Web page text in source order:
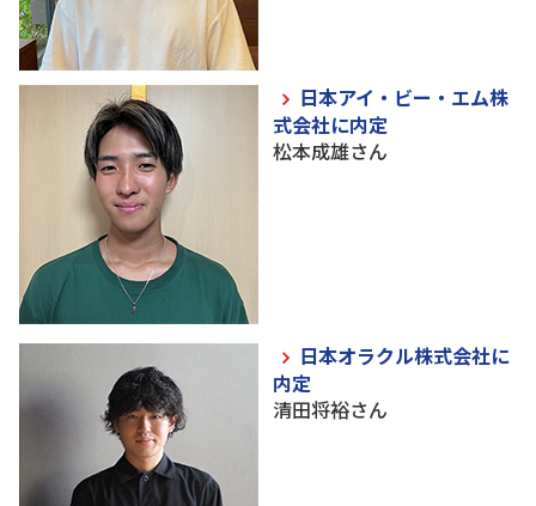
日本アイ・ビー・エム株
式会社に内定
松本成雄さん
日本オラクル株式会社に
内定
清田将裕さん